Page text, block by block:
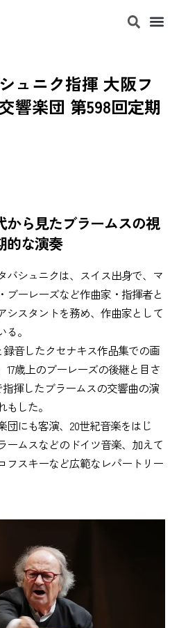
ュニク指揮 大阪フ
響楽団 第598回定期
から見たブラームスの視
的な演奏
バシュニクは、スイス出身で、マ
ブーレーズなど作曲家・指揮者と
シスタントを務め、作曲家として
。
録音したクセナキス作品集での画
歳上のブーレーズの後継と目さ
指揮したブラームスの交響曲の演
した。
団にも客演、20世紀音楽をはじ
ームスなどのドイツ音楽、加えて
フスキーなど広範なレパートリー